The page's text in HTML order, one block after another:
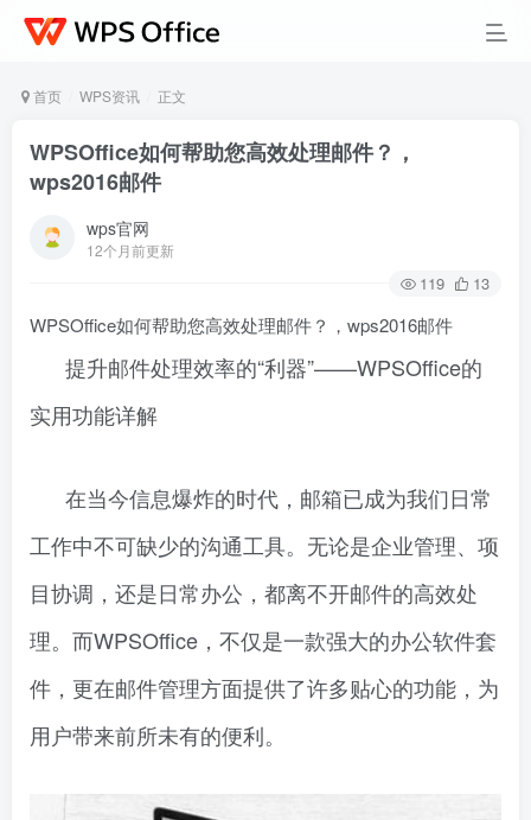
首页 WPS资讯 正文
WPSOffice如何帮助您高效处理邮件？，
wps2016邮件
wps官网
12个月前更新
119 13
WPSOffice如何帮助您高效处理邮件？，wps2016邮件
提升邮件处理效率的“利器”——WPSOffice的
实用功能详解
在当今信息爆炸的时代，邮箱已成为我们日常
工作中不可缺少的沟通工具。无论是企业管理、项
目协调，还是日常办公，都离不开邮件的高效处
理。而WPSOffice，不仅是一款强大的办公软件套
件，更在邮件管理方面提供了许多贴心的功能，为
用户带来前所未有的便利。